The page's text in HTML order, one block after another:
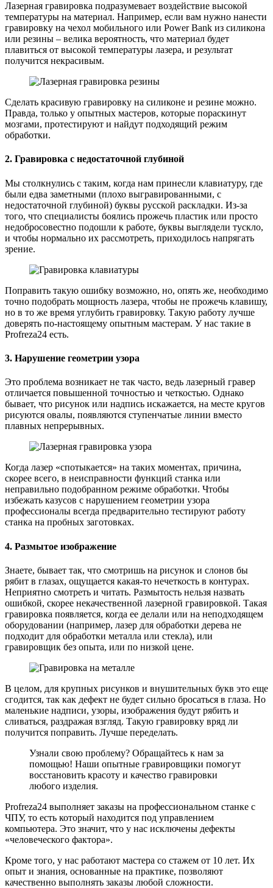
Лазерная гравировка подразумевает воздействие высокой
температуры на материал. Например, если вам нужно нанести
гравировку на чехол мобильного или Power Bank из силикона
или резины – велика вероятность, что материал будет
плавиться от высокой температуры лазера, и результат
получится некрасивым.
Сделать красивую гравировку на силиконе и резине можно.
Правда, только у опытных мастеров, которые пораскинут
мозгами, протестируют и найдут подходящий режим
обработки.
2. Гравировка с недостаточной глубиной
Мы столкнулись с таким, когда нам принесли клавиатуру, где
были едва заметными (плохо выгравированными, с
недостаточной глубиной) буквы русской раскладки. Из-за
того, что специалисты боялись прожечь пластик или просто
недобросовестно подошли к работе, буквы выглядели тускло,
и чтобы нормально их рассмотреть, приходилось напрягать
зрение.
Поправить такую ошибку возможно, но, опять же, необходимо
точно подобрать мощность лазера, чтобы не прожечь клавишу,
но в то же время углубить гравировку. Такую работу лучше
доверять по-настоящему опытным мастерам. У нас такие в
Profreza24 есть.
3. Нарушение геометрии узора
Это проблема возникает не так часто, ведь лазерный гравер
отличается повышенной точностью и четкостью. Однако
бывает, что рисунок или надпись искажается, на месте кругов
рисуются овалы, появляются ступенчатые линии вместо
плавных непрерывных.
Когда лазер «спотыкается» на таких моментах, причина,
скорее всего, в неисправности функций станка или
неправильно подобранном режиме обработки. Чтобы
избежать казусов с нарушением геометрии узора
профессионалы всегда предварительно тестируют работу
станка на пробных заготовках.
4. Размытое изображение
Знаете, бывает так, что смотришь на рисунок и слонов бы
рябит в глазах, ощущается какая-то нечеткость в контурах.
Неприятно смотреть и читать. Размытость нельзя назвать
ошибкой, скорее некачественной лазерной гравировкой. Такая
гравировка появляется, когда ее делали или на неподходящем
оборудовании (например, лазер для обработки дерева не
подходит для обработки металла или стекла), или
гравировщик без опыта, или по низкой цене.
В целом, для крупных рисунков и внушительных букв это еще
сгодится, так как дефект не будет сильно бросаться в глаза. Но
маленькие надписи, узоры, изображения будут рябить и
сливаться, раздражая взгляд. Такую гравировку вряд ли
получится поправить. Лучше переделать.
Узнали свою проблему? Обращайтесь к нам за
помощью! Наши опытные гравировщики помогут
восстановить красоту и качество гравировки
любого изделия.
Profreza24 выполняет заказы на профессиональном станке с
ЧПУ, то есть который находится под управлением
компьютера. Это значит, что у нас исключены дефекты
«человеческого фактора».
Кроме того, у нас работают мастера со стажем от 10 лет. Их
опыт и знания, основанные на практике, позволяют
качественно выполнять заказы любой сложности.